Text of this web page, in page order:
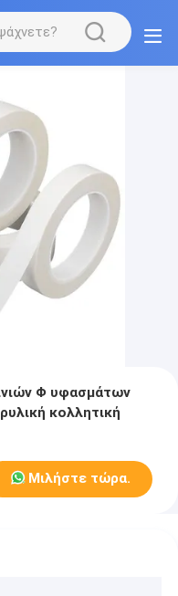
Φ υφασμάτων
κολλητική
Μιλήστε τώρα.